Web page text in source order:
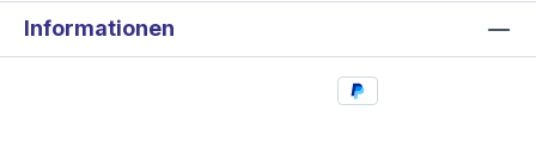
Informationen